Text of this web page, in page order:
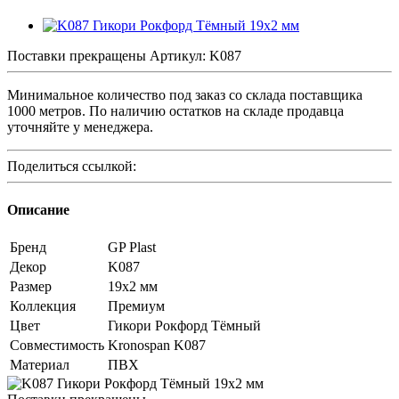
Поставки прекращены Артикул: K087
Минимальное количество под заказ со склада поставщика
1000 метров. По наличию остатков на складе продавца
уточняйте у менеджера.
Поделиться ссылкой:
Описание
Бренд
GP Plast
Декор
K087
Размер
19x2 мм
Коллекция
Премиум
Цвет
Гикори Рокфорд Тёмный
Совместимость Kronospan K087
Материал
ПВХ